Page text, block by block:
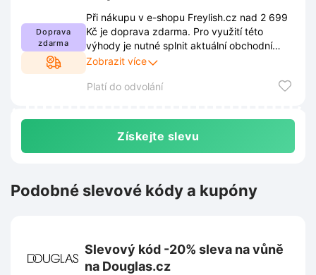
Doprava
zdarma
Při nákupu v e-shopu Freylish.cz nad 2 699
Kč je doprava zdarma. Pro využití této
výhody je nutné splnit aktuální obchodní
podmínky. Kompletní pravidla jsou dostupná
průběžně měnit.
Zobrazit více
Platí do odvolání
Získejte slevu
Podobné slevové kódy a kupóny
Slevový kód -20% sleva na vůně
na Douglas.cz